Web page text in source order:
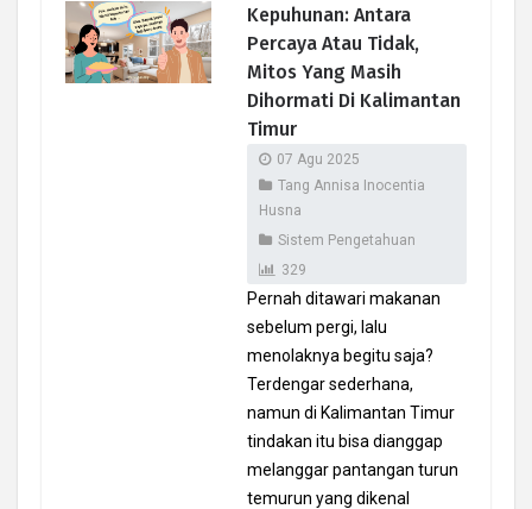
Kepuhunan: Antara
Percaya Atau Tidak,
Mitos Yang Masih
Dihormati Di Kalimantan
Timur
07 Agu 2025
Tang Annisa Inocentia
Husna
Sistem Pengetahuan
329
Pernah ditawari makanan
sebelum pergi, lalu
menolaknya begitu saja?
Terdengar sederhana,
namun di Kalimantan Timur
tindakan itu bisa dianggap
melanggar pantangan turun
temurun yang dikenal